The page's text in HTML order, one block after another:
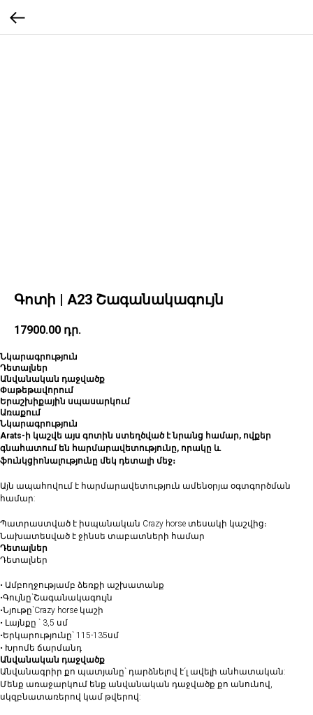
Գոտի | A23 Շագանակագույն
17900.00 դր.
Նկարագրություն
Դետալներ
Անվանական դաջվածք
Փաթեթավորում
Երաշխիքային սպասարկում
Առաքում
Նկարագրություն
Arats-ի կաշվե այս գոտին ստեղծված է նրանց համար, ովքեր
գնահատում են հարմարավետությունը, որակը և
ֆունկցիոնալությունը մեկ դետալի մեջ։
Այն ապահովում է հարմարավետություն ամենօրյա օգտգործման
համար:
Պատրաստված է իսպանական Crazy horse տեսակի կաշվից։
Նախատեսված է ջինսե տաբատների համար
Դետալներ
Դետալներ
• Ամբողջությամբ ձեռքի աշխատանք
•Գույնը`Շագանակագույն
•Նյութը`Crazy horse կաշի
• Լայնքը ` 3,5 սմ
•Երկարությունը` 115-135սմ
• ⁠Խրոմե ճարմանդ
Անվանական դաջվածք
Անվանագրիր քո պատյանը` դարձնելով է´լ ավելի անհատական:
Մենք առաջարկում ենք անվանական դաջվածք քո անունով,
սկզբնատառերով կամ թվերով: